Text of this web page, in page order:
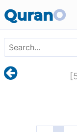
QuranO
[